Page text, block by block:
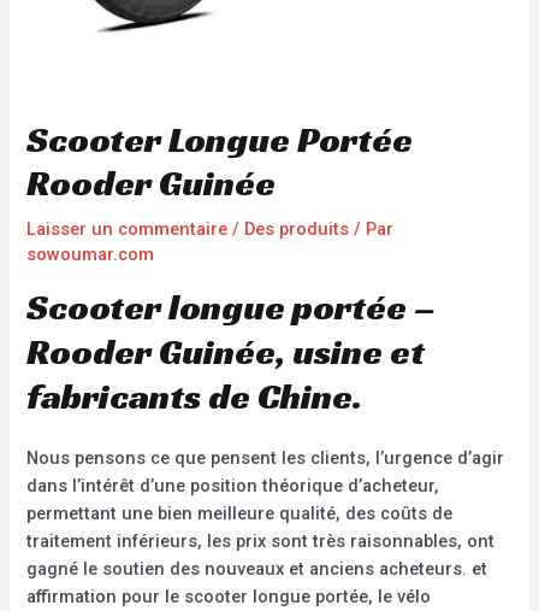
Scooter Longue Portée
Rooder Guinée
Laisser un commentaire / Des produits / Par
sowoumar.com
Scooter longue portée –
Rooder Guinée, usine et
fabricants de Chine.
Nous pensons ce que pensent les clients, l’urgence d’agir
dans l’intérêt d’une position théorique d’acheteur,
permettant une bien meilleure qualité, des coûts de
traitement inférieurs, les prix sont très raisonnables, ont
gagné le soutien des nouveaux et anciens acheteurs. et
affirmation pour le scooter longue portée, le vélo